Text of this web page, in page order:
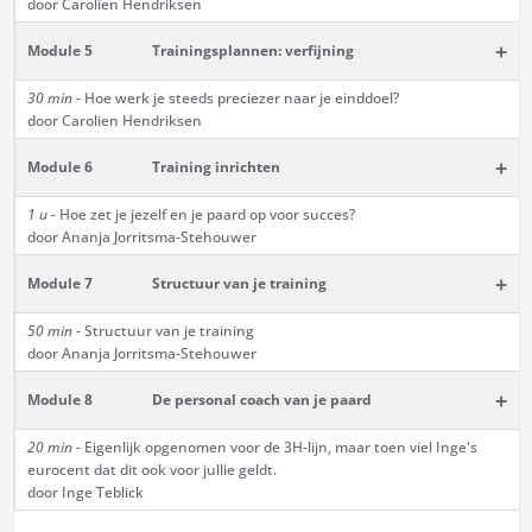
door Carolien Hendriksen
Module 5 Trainingsplannen: verfijning +
30 min -Hoe werk je steeds preciezer naar je einddoel?
door Carolien Hendriksen
Module 6 Training inrichten +
1 u -Hoe zet je jezelf en je paard op voor succes?
door Ananja Jorritsma-Stehouwer
Module 7 Structuur van je training +
50 min -Structuur van je training
door Ananja Jorritsma-Stehouwer
Module 8 De personal coach van je paard +
20 min -Eigenlijk opgenomen voor de 3H-lijn, maar toen viel Inge's
eurocent dat dit ook voor jullie geldt.
door Inge Teblick